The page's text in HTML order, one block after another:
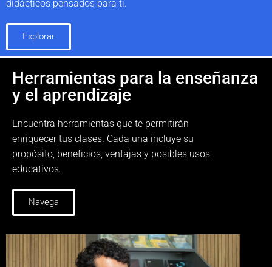
didácticos pensados para ti.
Explorar
Herramientas para la enseñanza
y el aprendizaje
Encuentra herramientas que te permitirán
enriquecer tus clases. Cada una incluye su
propósito, beneficios, ventajas y posibles usos
educativos.
Navega